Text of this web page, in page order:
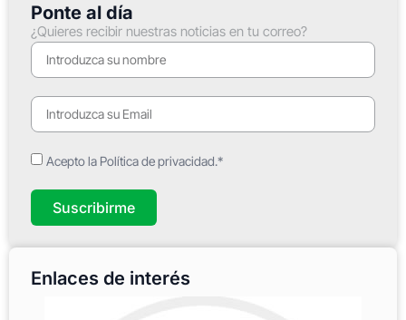
Ponte al día
¿Quieres recibir nuestras noticias en tu correo?
Acepto la Política de privacidad.*
Suscribirme
Enlaces de interés